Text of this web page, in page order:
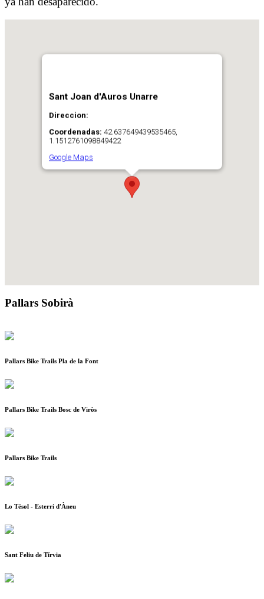
Sant Joan d'Auros Unarre
Direccion:
Coordenadas: 42.637649439535465,
1.1512761098849422
Google Maps
Pallars Sobirà
Pallars Bike Trails Pla de la Font
Pallars Bike Trails Bosc de Viròs
Pallars Bike Trails
Lo Tésol - Esterri d'Àneu
Sant Feliu de Tírvia